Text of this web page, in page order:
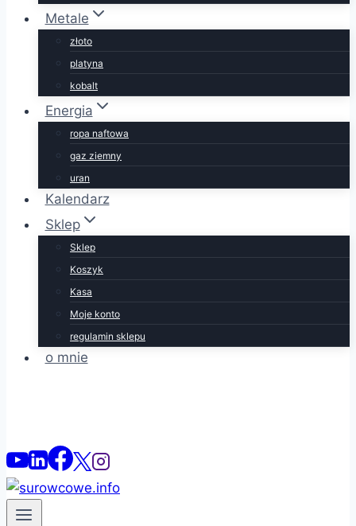
Metale
złoto
platyna
kobalt
Energia
ropa naftowa
gaz ziemny
uran
Kalendarz
Sklep
Sklep
Koszyk
Kasa
Moje konto
regulamin sklepu
o mnie